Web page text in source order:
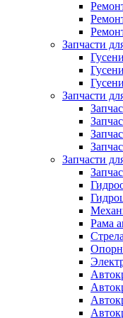
Запчасти
Запчасти
Запчасти
Рама